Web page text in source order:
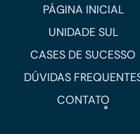
PÁGINA INICIAL
UNIDADE SUL
CASES DE SUCESSO
DÚVIDAS
CONTATO